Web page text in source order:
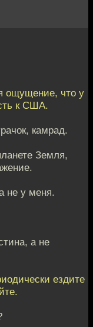
ощущение, что у
к США.
камрад.
Земля,
не у меня.
а не
ездите